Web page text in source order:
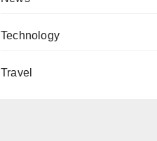
Technology
Travel